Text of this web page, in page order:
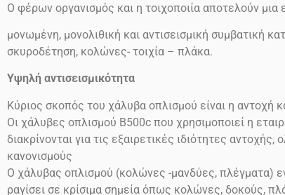
Ο φέρων οργανισμός και η τοιχοποιία αποτελούν μια
μονωμένη, μονολιθική και αντισεισμική συμβατική
σκυροδέτηση, κολώνες- τοιχία – πλάκα.
Υψηλή αντισεισμικότητα
Κύριος σκοπός του χάλυβα οπλισμού είναι η αντοχή
Οι χάλυβες οπλισμού Β500c που χρησιμοποιεί η
διακρίνονται για τις εξαιρετικές ιδιότητες
κανονισμούς
Ο χάλυβας οπλισμού (κολώνες -μανδύες, πλέγματα)
ραγίσει σε κρίσιμα σημεία όπως κολώνες, δοκούς,